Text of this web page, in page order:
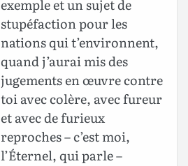
exemple et un sujet de
stupéfaction pour les
nations qui t’environnent,
quand j’aurai mis des
jugements en œuvre contre
toi avec colère, avec fureur
et avec de furieux
reproches – c’est moi,
l’Éternel, qui parle –